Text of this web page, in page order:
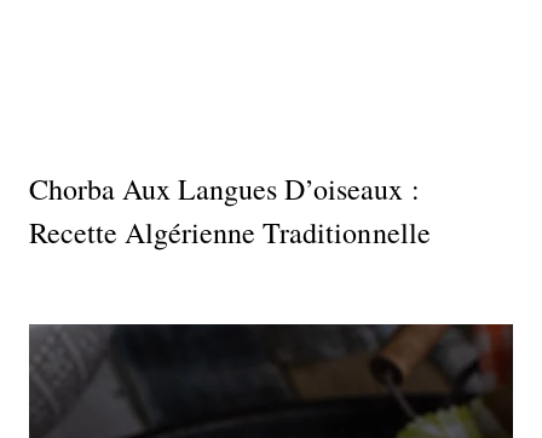
Chorba Aux Langues D’oiseaux :
Recette Algérienne Traditionnelle